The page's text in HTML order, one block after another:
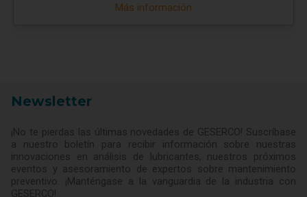
Más información
Newsletter
¡No te pierdas las últimas novedades de GESERCO! Suscríbase
a nuestro boletín para recibir información sobre nuestras
innovaciones en análisis de lubricantes, nuestros próximos
eventos y asesoramiento de expertos sobre mantenimiento
preventivo. ¡Manténgase a la vanguardia de la industria con
GESERCO!